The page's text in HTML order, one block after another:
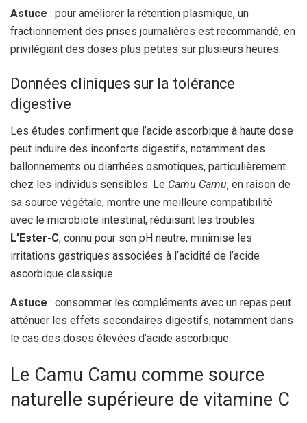
Astuce : pour améliorer la rétention plasmique, un
fractionnement des prises journalières est recommandé, en
privilégiant des doses plus petites sur plusieurs heures.
Données cliniques sur la tolérance
digestive
Les études confirment que l’acide ascorbique à haute dose
peut induire des inconforts digestifs, notamment des
ballonnements ou diarrhées osmotiques, particulièrement
chez les individus sensibles. Le Camu Camu, en raison de
sa source végétale, montre une meilleure compatibilité
avec le microbiote intestinal, réduisant les troubles.
L’Ester-C, connu pour son pH neutre, minimise les
irritations gastriques associées à l’acidité de l’acide
ascorbique classique.
Astuce : consommer les compléments avec un repas peut
atténuer les effets secondaires digestifs, notamment dans
le cas des doses élevées d’acide ascorbique.
Le Camu Camu comme source
naturelle supérieure de vitamine C